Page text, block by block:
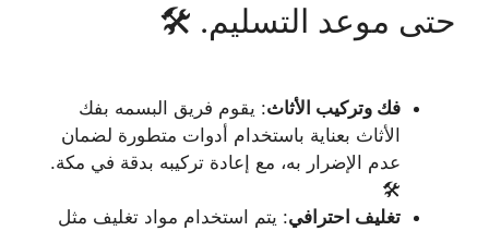
حتى موعد التسليم. 🛠️
فك وتركيب الأثاث: يقوم فريق البسمه بفك
الأثاث بعناية باستخدام أدوات متطورة لضمان
عدم الإضرار به، مع إعادة تركيبه بدقة في مكة.
🛠️
تغليف احترافي: يتم استخدام مواد تغليف مثل